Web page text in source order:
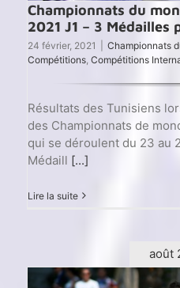
Championnats du
2021 J1 – 3 Médailles
24 février, 2021 Championnats
Compétitions, Compétitions
Résultats des Tunisiens
des Championnats de
qui se déroulent du 23 au
Médaill [...]
Lire la suite
août